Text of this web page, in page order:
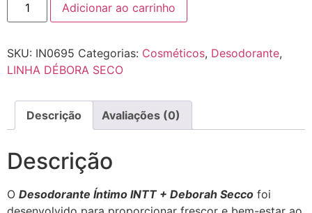
Adicionar ao carrinho
SKU: IN0695 Categorias: Cosméticos, Desodorante,
LINHA DÉBORA SECO
Descrição Avaliações (0)
Descrição
O Desodorante Íntimo INTT + Deborah Secco foi